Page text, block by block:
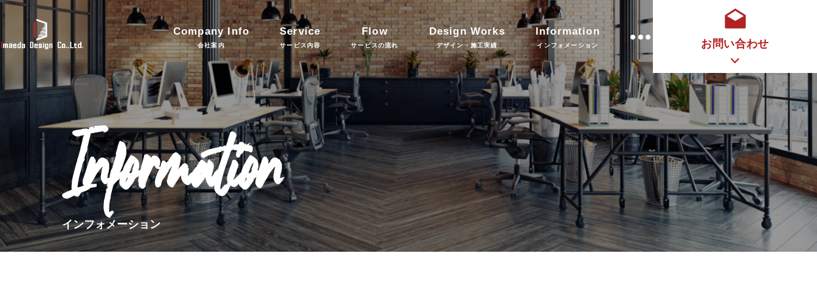
お問い合わせ
Company Info
会社案内
Service
サービス内容
Flow
サービスの流れ
Design Works
デザイン・施工実績
Information
インフォメーション
Information
インフォメーション